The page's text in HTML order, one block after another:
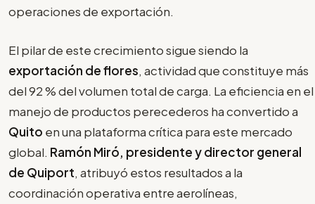
operaciones de exportación.
El pilar de este crecimiento sigue siendo la
exportación de flores, actividad que constituye más
del 92 % del volumen total de carga. La eficiencia en el
manejo de productos perecederos ha convertido a
Quito en una plataforma crítica para este mercado
global. Ramón Miró, presidente y director general
de Quiport, atribuyó estos resultados a la
coordinación operativa entre aerolíneas,